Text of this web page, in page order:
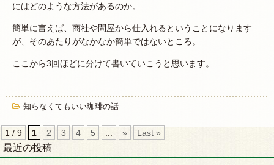
にはどのような方法があるのか。
簡単に言えば、商社や問屋から仕入れるということになります
が、そのあたりがなかなか簡単ではないところ。
ここから3回ほどに分けて書いていこうと思います。
知らなくてもいい珈琲の話
1 / 9 1 2 3 4 5 » Last »
最近の投稿